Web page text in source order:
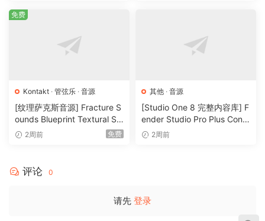
Each loop comes in four sound-designed flavors: Version
A is the original – captured pristinely and sweetened to
taste with high-end outboard gear. Versions B, C, and D
push things even further into the shadows with bespoke
compressors.
Dial in, develop, or go deep
SCHEMA Dark comes with 343 professionally designed
consists of four loops, each with their own switchable
effects, and more. For further tweaking, filters, decay,
Kontakt · 管弦乐 · 音源
[纹理萨克斯音源] Fracture S
ounds Blueprint Textural Sa
x (Woodwind Experiments)
2周前 免费
免费
其他 · 音源
[Studio One 8 完整内容库] F
ender Studio Pro Plus Conte
nt 2026-R2R（166GB）
2周前
评论 0
请先 登录